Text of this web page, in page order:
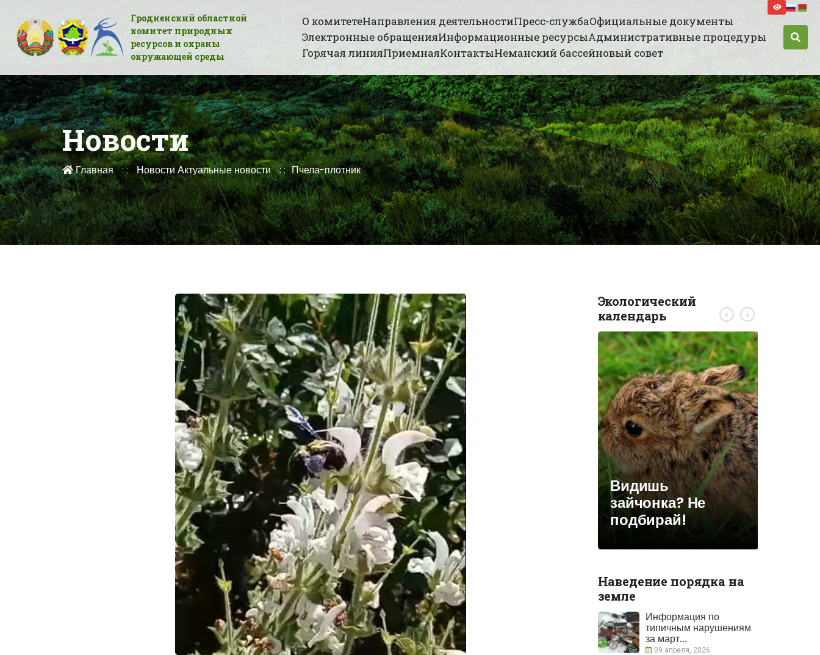
Гродненский областной
комитет природных
ресурсов и охраны
окружающей среды
О комитетеНаправления деятельностиПресс-службаОфициальные документы
Электронные обращенияИнформационные ресурсыАдминистративные процедуры
Горячая линияПриемнаяКонтактыНеманский бассейновый совет
Новости
Главная НовостиАктуальные новости Пчела-плотник
Экологический
календарь
КОНКУРС «Вобраз
Беларусi. Позiрк i
адкрыццё»
Требования к
ликвидации и
консервации
скважин
Обращаем
внимание!
Порядок действий
физических и
юридических лиц
при обнаружении
Видишь
зайчонка? Не
подбирай!
‹ ›
Наведение порядка на
земле
Информация по
типичным нарушениям
за март...
09 апреля, 2026